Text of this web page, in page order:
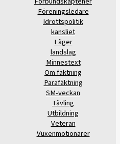
Föreningsledare
Idrottspolitik
kansliet
Läger
landslag
Minnestext
Om fäktning
Parafäktning
SM-veckan
Tävling
Utbildning
Veteran
Vuxenmotionärer